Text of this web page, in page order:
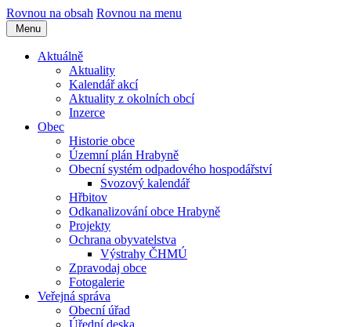
Rovnou na obsah Rovnou na menu
Menu
Aktuálně
Aktuality
Kalendář akcí
Aktuality z okolních obcí
Inzerce
Obec
Historie obce
Územní plán Hrabyně
Obecní systém odpadového hospodářství
Svozový kalendář
Hřbitov
Odkanalizování obce Hrabyně
Projekty
Ochrana obyvatelstva
Výstrahy ČHMÚ
Zpravodaj obce
Fotogalerie
Veřejná správa
Obecní úřad
Úřední deska